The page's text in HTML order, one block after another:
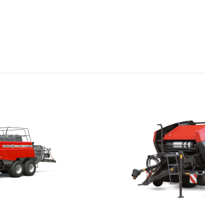
Tavsiye Edilen
Beygir Gücü
150 - 250
Oda Çapı (m)
1,25